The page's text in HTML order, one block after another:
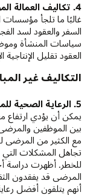
4. تكاليف العمالة المؤقتة
غالبًا ما تلجأ
السفر والعقود لسد
سياسات المنشأة
العقود تقليل
التكاليف غير
5. الرعاية الصحية للمرضى دون المستوى
يمكن أن يؤدي ارتفاع
بين الموظفين
مع الكثير من المرضى
تجاهل المشكلات
للخطر. أظهرت دراسة
المرضى قد يفقدون
أنهم يتلقون أفضل